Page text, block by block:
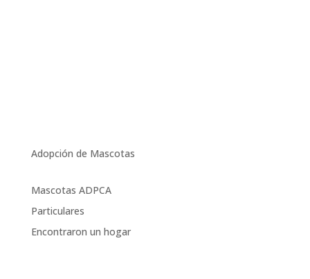
Adopción de Mascotas
Mascotas ADPCA
Particulares
Encontraron un hogar